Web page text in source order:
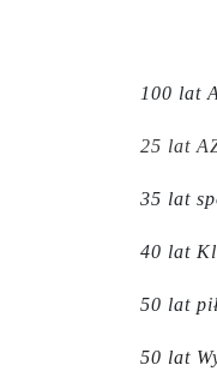
100 lat
25 lat
35 lat
40 lat
50 lat
50 lat